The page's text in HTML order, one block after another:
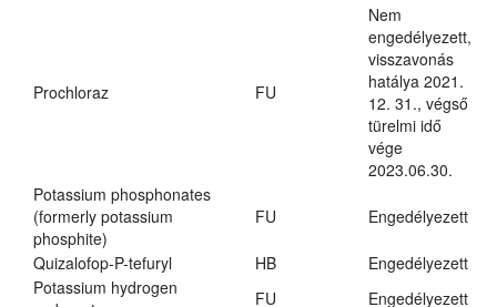
Prochloraz FU
Nem
engedélyezett,
visszavonás
hatálya 2021.
12. 31., végső
türelmi idő
vége
2023.06.30.
Potassium phosphonates
(formerly potassium
phosphite)
FU Engedélyezett
Quizalofop-P-tefuryl HB
Engedélyezett
Potassium hydrogen
FU Engedélyezett